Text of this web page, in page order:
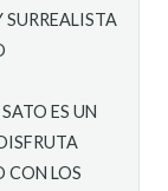
SURREALISTA
ES UN
CON LOS